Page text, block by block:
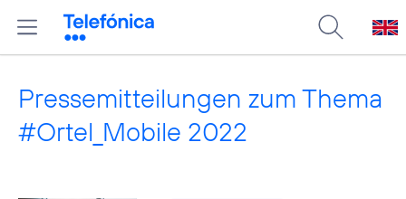
Pressemitteilungen zum Thema
#Ortel_Mobile 2022